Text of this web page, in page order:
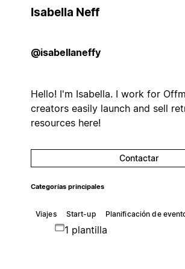
Isabella Neff
@isabellaneffy
Hello! I'm Isabella. I work for
creators easily launch and sell
resources here!
Contactar
Categorías principales
Viajes Start-up Planificación de
1 plantilla